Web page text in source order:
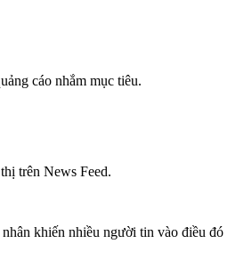
cáo nhắm mục tiêu.
trên News Feed.
khiến nhiều người tin vào điều đó